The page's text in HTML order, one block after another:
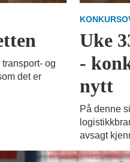
og
det er
Uke
-
nytt
På denne
avsagt